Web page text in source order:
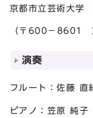
京都市立芸術大学
（〒600－8601
演奏
フルート：佐藤 直
ピアノ：笠原 純子